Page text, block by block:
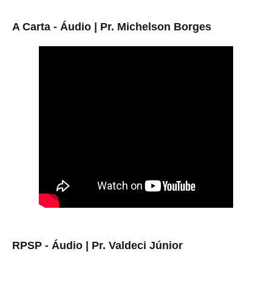
A Carta - Áudio | Pr. Michelson Borges
RPSP - Áudio | Pr. Valdeci Júnior